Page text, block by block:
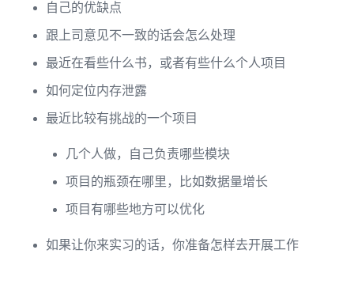
自己的优缺点
跟上司意见不一致的话会怎么处理
最近在看些什么书，或者有些什么个人项目
如何定位内存泄露
最近比较有挑战的一个项目
几个人做，自己负责哪些模块
项目的瓶颈在哪里，比如数据量增长
项目有哪些地方可以优化
如果让你来实习的话，你准备怎样去开展工作